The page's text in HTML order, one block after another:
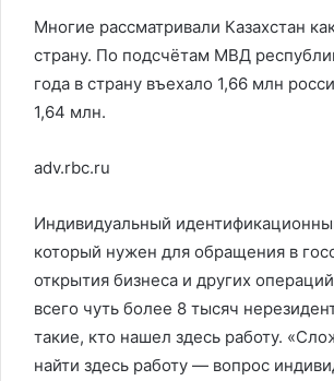
Многие рассматривали Казахстан
страну. По подсчётам МВД
года в страну въехало 1,66 млн
1,64 млн.
adv.rbc.ru
Индивидуальный
который нужен для обращения в
открытия бизнеса и других
всего чуть более 8 тысяч
такие, кто нашел здесь работу.
найти здесь работу — вопрос